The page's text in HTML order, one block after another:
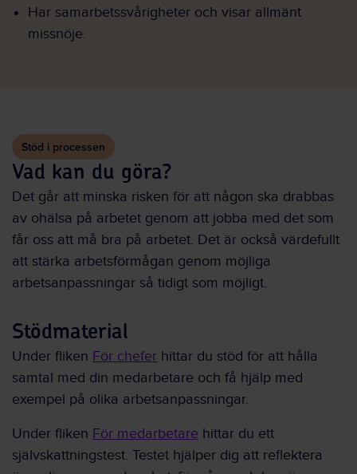
Har samarbetssvårigheter och visar allmänt
missnöje.
Stöd i processen
Vad kan du göra?
Det går att minska risken för att någon ska drabbas
av ohälsa på arbetet genom att jobba med det som
får oss att må bra på arbetet. Det är också värdefullt
att stärka arbetsförmågan genom möjliga
arbetsanpassningar så tidigt som möjligt.
Stödmaterial
Under fliken För chefer hittar du stöd för att hålla
samtal med din medarbetare och få hjälp med
exempel på olika arbetsanpassningar.
Under fliken För medarbetare hittar du ett
självskattningstest. Testet hjälper dig att reflektera